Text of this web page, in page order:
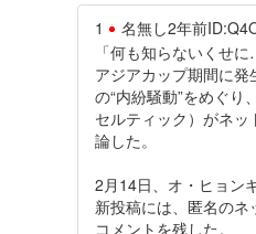
1 名無し2年前
「何も知らないくせに
アジアカップ期間に
の“内紛騒動”をめぐり
セルティック）がネ
論した。
2月14日、オ・ヒョン
新投稿には、匿名の
コメントを残した。